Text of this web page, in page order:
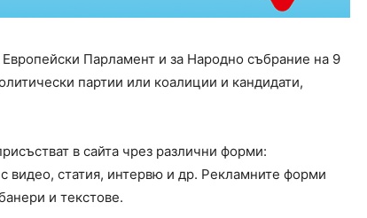
Парламент и за Народно събрание на 9
партии или коалиции и кандидати,
в сайта чрез различни форми:
видео, статия, интервю и др. Рекламните форми
и текстове.